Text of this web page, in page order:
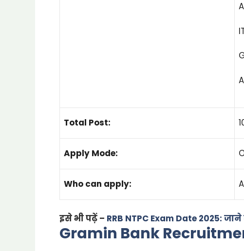
Total Post:
Apply Mode:
Who can apply:
इसे भी पढ़ें – RRB NTPC Exam Date 2025:
Gramin Bank